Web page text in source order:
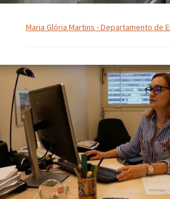
Maria Glória Martins - Departamento de